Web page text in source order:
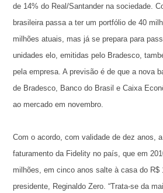
de 14% do Real/Santander na sociedade.
brasileira passa a ter um portfólio de 40
milhões atuais, mas já se prepara para
unidades elo, emitidas pelo Bradesco,
pela empresa. A previsão é de que a nova
de Bradesco, Banco do Brasil e Caixa
ao mercado em novembro.
Com o acordo, com validade de dez anos,
faturamento da Fidelity no país, que em
milhões, em cinco anos salte à casa do R$
presidente, Reginaldo Zero. “Trata-se da